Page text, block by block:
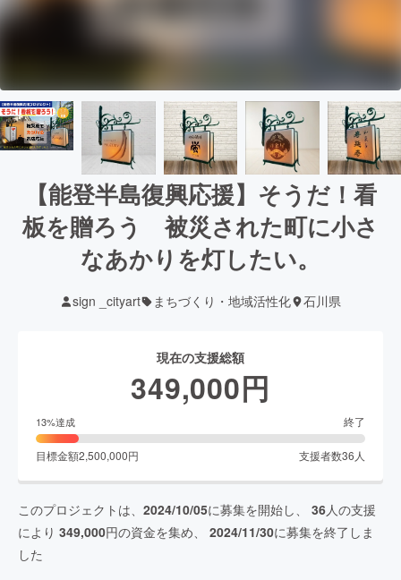
【能登半島復興応援】そうだ！看
板を贈ろう 被災された町に小さ
なあかりを灯したい。
sign _cityart まちづくり・地域活性化 石川県
現在の支援総額
349,000円
13%達成 終了
目標金額2,500,000円 支援者数36 人
このプロジェクトは、 2024/10/05に募集を開始し、 36人の支援
により 349,000円の資金を集め、 2024/11/30に募集を終了しま
した